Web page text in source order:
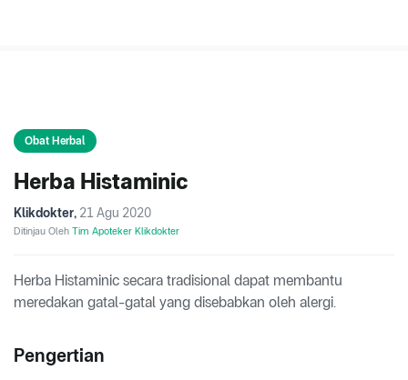
Obat Herbal
Herba Histaminic
Klikdokter, 21 Agu 2020
Ditinjau Oleh Tim Apoteker Klikdokter
Herba Histaminic secara tradisional dapat membantu
meredakan gatal-gatal yang disebabkan oleh alergi.
Pengertian